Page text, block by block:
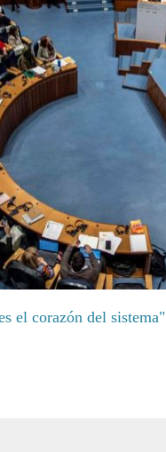
el corazón del sistema"